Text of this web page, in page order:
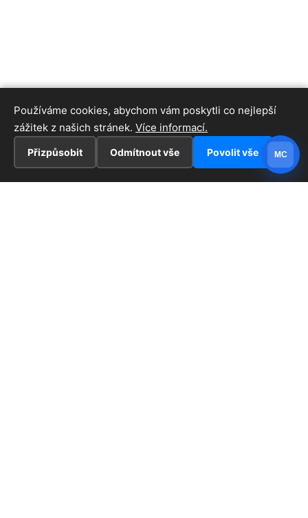
Používáme cookies, abychom vám poskytli co nejlepší
zážitek z našich stránek. Více informací.
Přizpůsobit Odmítnout vše Povolit vše MC